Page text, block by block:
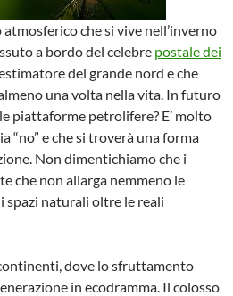
che si vive nell’inverno
a bordo del celebre postale dei
del grande nord e che
una volta nella vita. In futuro
piattaforme petrolifere? E’ molto
“no” e che si troverà una forma
Non dimentichiamo che i
che non allarga nemmeno le
spazi naturali oltre le reali
dove lo sfruttamento
in ecodramma. Il colosso